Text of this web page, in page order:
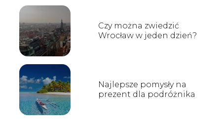
Czy można zwiedzić
Wrocław w jeden dzień?
Najlepsze pomysły na
prezent dla podróżnika